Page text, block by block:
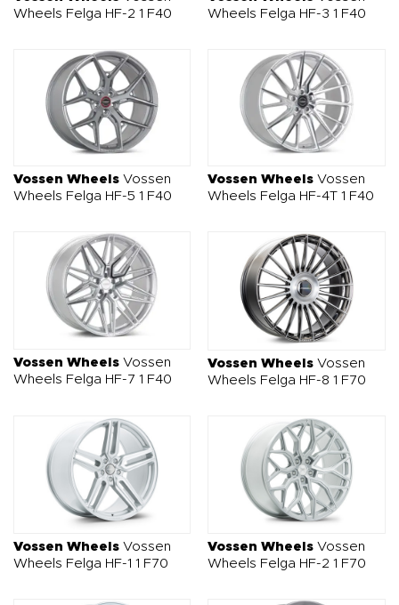
unikatowe. Tuning to styl życia – pokaż, że Twój samochód
Wheels Felga HF-2 1 F40
Wheels Felga HF-3 1 F40
Vossen Wheels Vossen
Wheels Felga HF-5 1 F40
Vossen Wheels Vossen
Wheels Felga HF-4T 1 F40
Vossen Wheels Vossen
Wheels Felga HF-7 1 F40
Vossen Wheels Vossen
Wheels Felga HF-8 1 F70
Vossen Wheels Vossen
Wheels Felga HF-1 1 F70
Vossen Wheels Vossen
Wheels Felga HF-2 1 F70